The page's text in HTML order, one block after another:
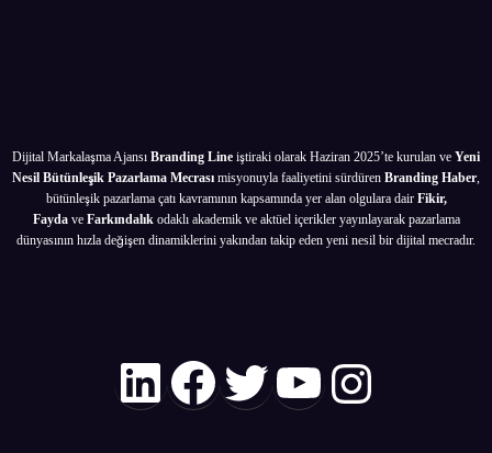
Dijital Markalaşma Ajansı Branding Line iştiraki olarak Haziran 2025’te kurulan ve Yeni
Nesil Bütünleşik Pazarlama Mecrası misyonuyla faaliyetini sürdüren Branding Haber,
bütünleşik pazarlama çatı kavramının kapsamında yer alan olgulara dair Fikir,
Fayda ve Farkındalık odaklı akademik ve aktüel içerikler yayınlayarak pazarlama
dünyasının hızla değişen dinamiklerini yakından takip eden yeni nesil bir dijital mecradır.
LinkedIn
Facebook
Twitter
YouTube